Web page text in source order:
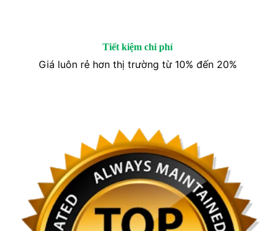
Tiết kiệm chi phí
Giá luôn rẻ hơn thị trường từ 10% đến 20%